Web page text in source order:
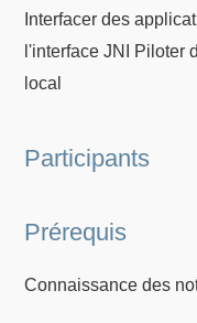
Interfacer des
l'interface JNI Piloter
local
Participants
Prérequis
Connaissance des